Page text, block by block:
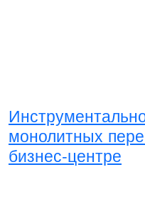
монолитных
бизнес-центре